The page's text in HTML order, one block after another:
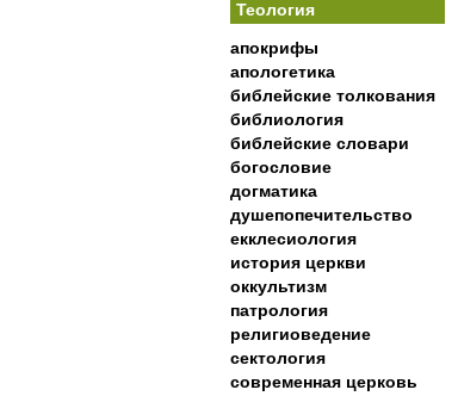
Теология
апокрифы
апологетика
библейские толкования
библиология
библейские словари
богословие
догматика
душепопечительство
екклесиология
история церкви
оккультизм
патрология
религиоведение
сектология
современная церковь